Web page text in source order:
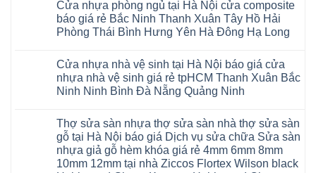
Đức
Hoài
Đức
Ninh
Phòng
Tứ
Kỳ
Đan
Phượng
Quảng
Ninh
Thanh
Miện
Nghệ
An
Yên
Nghệ
An
Quảng
Thọ
Bắc
Ninh
Tuyên
Từ
Liêm
Đan
Phượng
Bình
Hải
Phòng
tại
Việt
Nam
6mm
đế
cao
su
giả
vân
gỗ
tạo
sang
trọng
bình
luận
ở
Sàn
4mm
giá
bao
nhiêu
Sàn
Glotex
có
tốt
không
sàn
Cửa nhựa phòng ngủ tại Hà Nội cửa composite
báo giá rẻ Bắc Ninh Thanh Xuân Tây Hồ Hải
Phòng Thái Bình Hưng Yên Hà Đông Hạ Long
bình
luận
ở
Cửa
ngủ
tại
Hà
Nội
cửa
composite
Cửa nhựa nhà vệ sinh tại Hà Nội báo giá cửa
nhựa nhà vệ sinh giá rẻ tpHCM Thanh Xuân Bắc
Ninh Ninh Bình Đà Nẵng Quảng Ninh
bình
luận
ở
Cửa
nhựa
nhà
Thợ sửa sàn nhựa thợ sửa sàn nhà thợ sửa sàn
gỗ tại Hà Nội báo giá Dịch vụ sửa chữa Sửa sàn
nhựa giả gỗ hèm khóa giá rẻ 4mm 6mm 8mm
10mm 12mm tại nhà Ziccos Flortex Wilson black